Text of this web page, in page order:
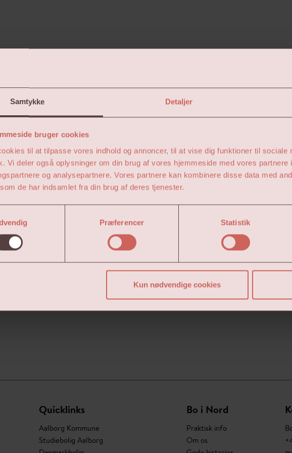
Samtykke Detaljer
bruger cookies
til at tilpasse vores indhold og annoncer, til at vise dig funktioner til sociale
Vi deler også oplysninger om din brug af vores hjemmeside med vores partnere
og analysepartnere. Vores partnere kan kombinere disse data med
de har indsamlet fra din brug af deres tjenester.
Præferencer Statistik
Kun nødvendige cookies
Nej
Husdyr
Nej
Quicklinks
Aalborg Kommune
Studiebolig Aalborg
Bo i Nord
Praktisk info
Om os